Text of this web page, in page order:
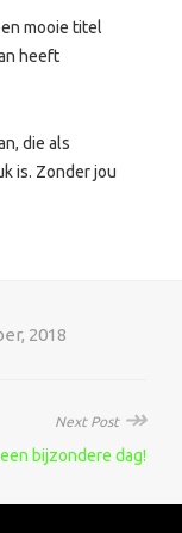
mooie titel
heeft
die als
is. Zonder jou
2018
Next Post ↠
bijzondere dag!